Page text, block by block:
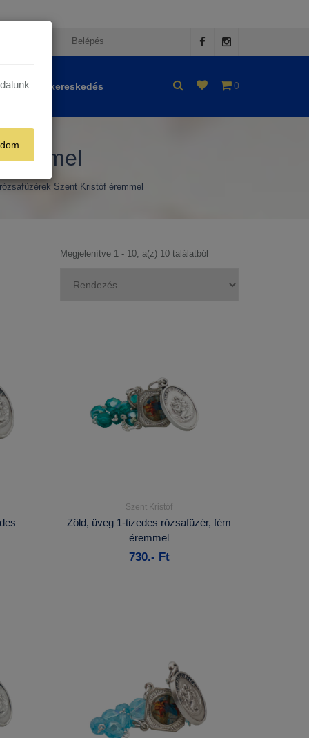
Belépés
0
Nagykereskedés
Szent Kristóf éremmel
Megjelenítve 1 - 10, a(z) 10 találatból
Kosárba
Szent Kristóf
Zöld, üveg 1-tizedes rózsafüzér, fém
éremmel
730.- Ft